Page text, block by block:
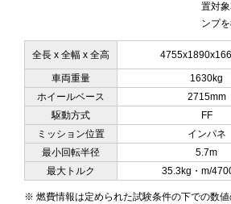
置対
ンプ
全長 x 全幅 x 全高
車両重量 1630kg
ホイールベース
2715mm
駆動方式
FF
ミッション位置
インパネ
最小回転半径
5.7m
最大トルク
35.3kg・m/
※ 燃費情報は定められた試験条件の下での数